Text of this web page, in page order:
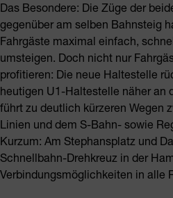
Das Besondere: Die Züge der
gegenüber am selben Bahnsteig
Fahrgäste maximal einfach,
umsteigen. Doch nicht nur
profitieren: Die neue Haltestelle
heutigen U1-Haltestelle näher an
führt zu deutlich kürzeren Wegen
Linien und dem S-Bahn- sowie
Kurzum: Am Stephansplatz und
Schnellbahn-Drehkreuz in der
Verbindungsmöglichkeiten in alle